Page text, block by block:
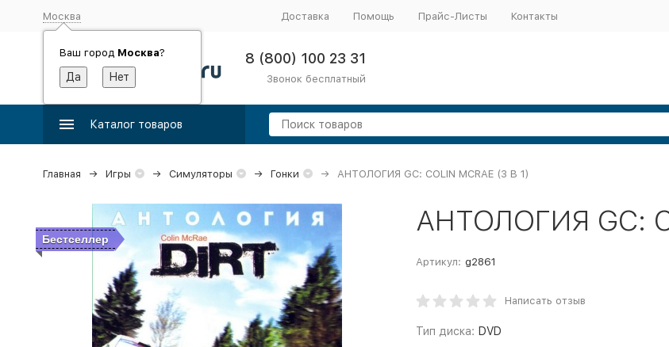
Москва
Ваш город Москва?
Доставка Помощь Прайс-Листы Контакты
8 (800) 100 23 31
Звонок бесплатный
Каталог товаров
Главная Игры Симуляторы Гонки АНТОЛОГИЯ GC: COLIN MCRAE (3 В 1)
Бестселлер
АНТОЛОГИЯ GC:
Артикул: g2861
Написать отзыв
Тип диска: DVD